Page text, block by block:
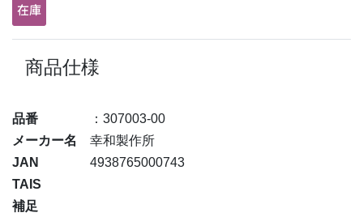
商品仕様
品番
：307003-00
メーカー名
幸和製作所
JAN
4938765000743
TAIS
補足